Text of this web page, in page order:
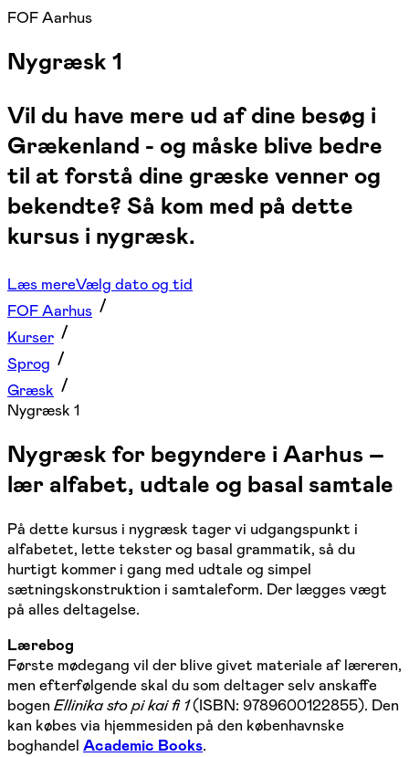
FOF Aarhus
Nygræsk 1
Vil du have mere ud af dine besøg i
Grækenland - og måske blive bedre
til at forstå dine græske venner og
bekendte? Så kom med på dette
kursus i nygræsk.
Læs mereVælg dato og tid
FOF Aarhus
Kurser
Sprog
Græsk
Nygræsk 1
Nygræsk for begyndere i Aarhus –
lær alfabet, udtale og basal samtale
På dette kursus i nygræsk tager vi udgangspunkt i
alfabetet, lette tekster og basal grammatik, så du
hurtigt kommer i gang med udtale og simpel
sætningskonstruktion i samtaleform. Der lægges vægt
på alles deltagelse.
Lærebog
Første mødegang vil der blive givet materiale af læreren,
men efterfølgende skal du som deltager selv anskaffe
bogen Ellinika sto pi kai fi 1(ISBN: 9789600122855). Den
kan købes via hjemmesiden på den københavnske
boghandel Academic Books.